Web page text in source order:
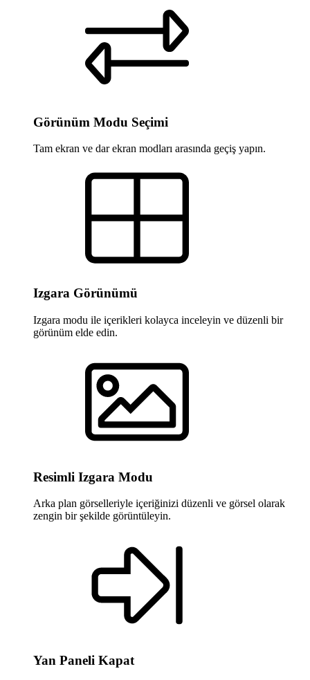
Görünüm Modu Seçimi
Tam ekran ve dar ekran modları arasında geçiş yapın.
Izgara Görünümü
Izgara modu ile içerikleri kolayca inceleyin ve düzenli bir
görünüm elde edin.
Resimli Izgara Modu
Arka plan görselleriyle içeriğinizi düzenli ve görsel olarak
zengin bir şekilde görüntüleyin.
Yan Paneli Kapat